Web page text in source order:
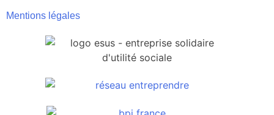
Mentions légales